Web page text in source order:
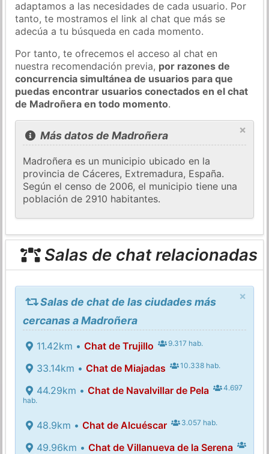
adaptamos a las necesidades de cada usuario. Por
tanto, te mostramos el link al chat que más se
adecúa a tu búsqueda en cada momento.
Por tanto, te ofrecemos el acceso al chat en
nuestra recomendación previa, por razones de
concurrencia simultánea de usuarios para que
puedas encontrar usuarios conectados en el chat
de Madroñera en todo momento.
×
Más datos de Madroñera
Madroñera es un municipio ubicado en la
provincia de Cáceres, Extremadura, España.
Según el censo de 2006, el municipio tiene una
población de 2910 habitantes.
Salas de chat relacionadas
×
Salas de chat de las ciudades más
cercanas a Madroñera
11.42km • Chat de Trujillo 9.317 hab.
33.14km • Chat de Miajadas 10.338 hab.
44.29km • Chat de Navalvillar de Pela
4.697
hab.
48.9km • Chat de Alcuéscar 3.057 hab.
49.96km • Chat de Villanueva de la Serena